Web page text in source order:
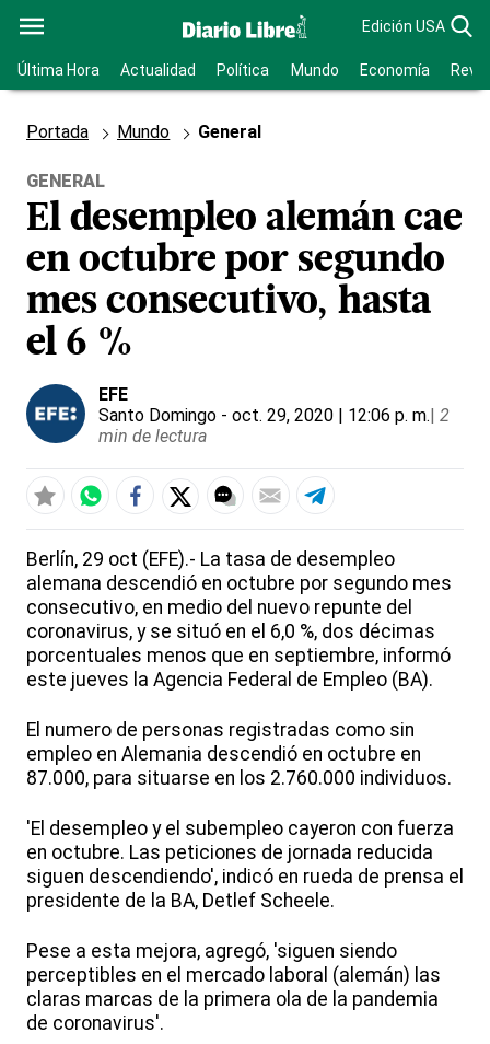
Edición USA
Última Hora Actualidad Política Mundo Economía
Portada Mundo General
GENERAL
El desempleo alemán cae
en octubre por segundo
mes consecutivo, hasta
el 6 %
EFE
Santo Domingo - oct. 29, 2020 | 12:06 p. m.| 2
min de lectura
Berlín, 29 oct (EFE).- La tasa de desempleo
alemana descendió en octubre por segundo mes
consecutivo, en medio del nuevo repunte del
coronavirus, y se situó en el 6,0 %, dos décimas
porcentuales menos que en septiembre, informó
este jueves la Agencia Federal de Empleo (BA).
El numero de personas registradas como sin
empleo en Alemania descendió en octubre en
87.000, para situarse en los 2.760.000 individuos.
'El desempleo y el subempleo cayeron con fuerza
en octubre. Las peticiones de jornada reducida
siguen descendiendo', indicó en rueda de prensa el
presidente de la BA, Detlef Scheele.
Pese a esta mejora, agregó, 'siguen siendo
perceptibles en el mercado laboral (alemán) las
claras marcas de la primera ola de la pandemia
de coronavirus'.